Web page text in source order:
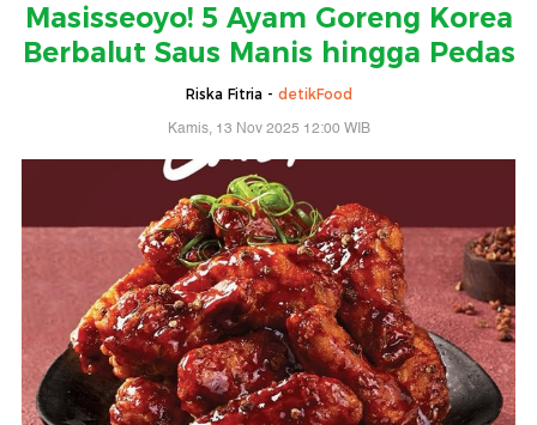
Masisseoyo! 5 Ayam Goreng Korea
Berbalut Saus Manis hingga Pedas
Riska Fitria - detikFood
Kamis, 13 Nov 2025 12:00 WIB